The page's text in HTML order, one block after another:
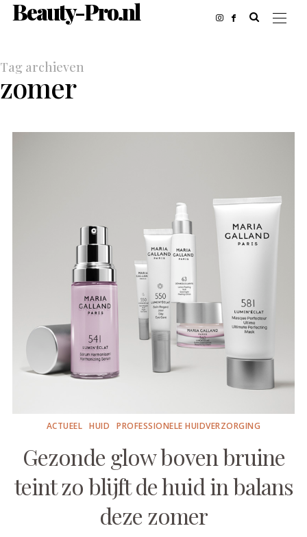
Beauty-Pro.nl
Tag archieven
zomer
ACTUEEL HUID PROFESSIONELE HUIDVERZORGING
Gezonde glow boven bruine
teint zo blijft de huid in balans
deze zomer